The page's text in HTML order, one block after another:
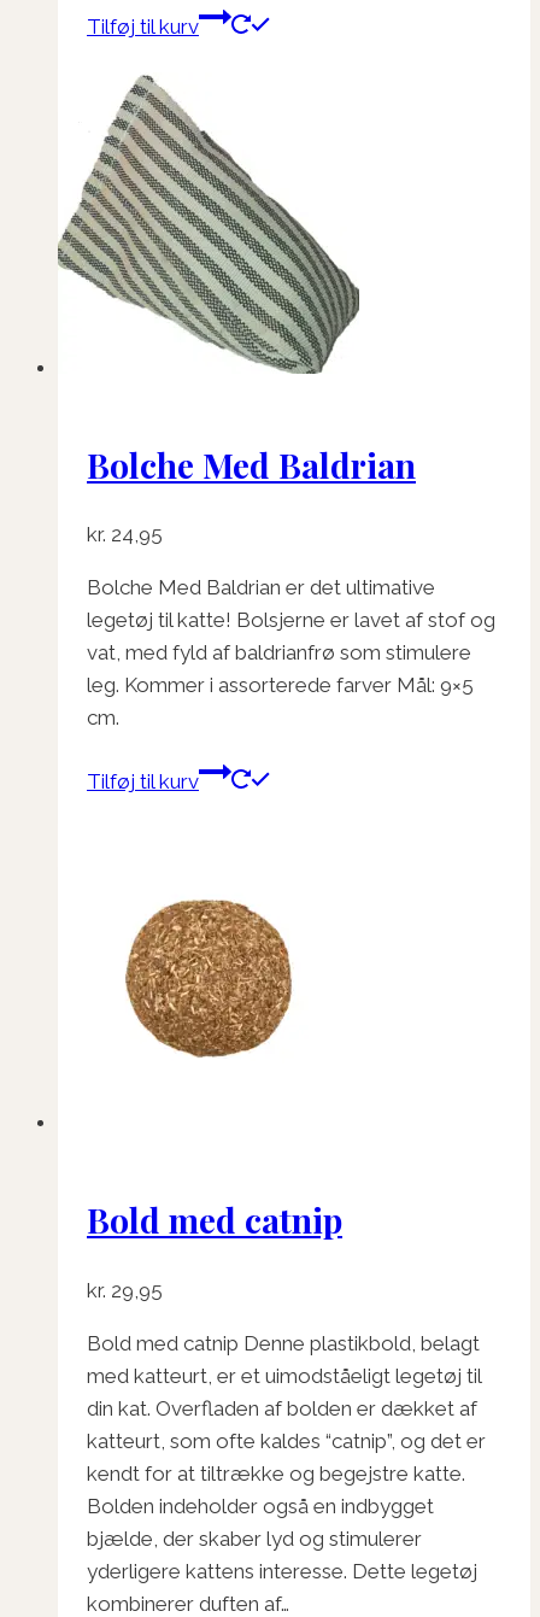
Tilføj til kurv
Bolche Med Baldrian
kr. 24,95
Bolche Med Baldrian er det ultimative
legetøj til katte! Bolsjerne er lavet af stof og
vat, med fyld af baldrianfrø som stimulere
leg. Kommer i assorterede farver Mål: 9×5
cm.
Tilføj til kurv
Bold med catnip
kr. 29,95
Bold med catnip Denne plastikbold, belagt
med katteurt, er et uimodståeligt legetøj til
din kat. Overfladen af bolden er dækket af
katteurt, som ofte kaldes “catnip”, og det er
kendt for at tiltrække og begejstre katte.
Bolden indeholder også en indbygget
bjælde, der skaber lyd og stimulerer
yderligere kattens interesse. Dette legetøj
kombinerer duften af…